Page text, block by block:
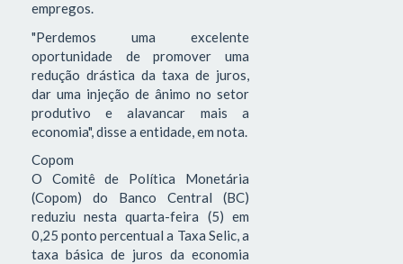
empregos.
"Perdemos uma excelente
oportunidade de promover uma
redução drástica da taxa de juros,
dar uma injeção de ânimo no setor
produtivo e alavancar mais a
economia", disse a entidade, em nota.
Copom
O Comitê de Política Monetária
(Copom) do Banco Central (BC)
reduziu nesta quarta-feira (5) em
0,25 ponto percentual a Taxa Selic, a
taxa básica de juros da economia